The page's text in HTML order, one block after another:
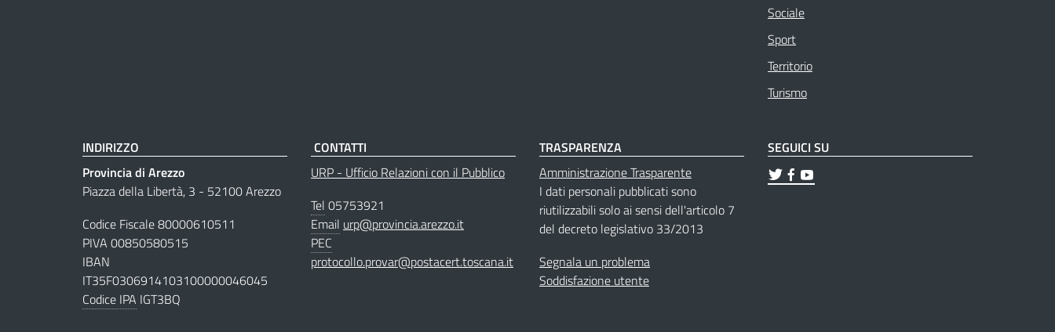
Sociale
Sport
Territorio
Turismo
INDIRIZZO
Provincia di Arezzo
Piazza della Libertà, 3 - 52100 Arezzo
Codice Fiscale 80000610511
PIVA 00850580515
IBAN
IT35F0306914103100000046045
Codice IPA IGT3BQ
CONTATTI
URP - Ufficio Relazioni con il Pubblico
Tel 05753921
Email urp@provincia.arezzo.it
PEC
protocollo.provar@postacert.toscana.it
TRASPARENZA
Amministrazione Trasparente
I dati personali pubblicati sono
riutilizzabili solo ai sensi dell'articolo 7
del decreto legislativo 33/2013
Segnala un problema
Soddisfazione utente
SEGUICI SU